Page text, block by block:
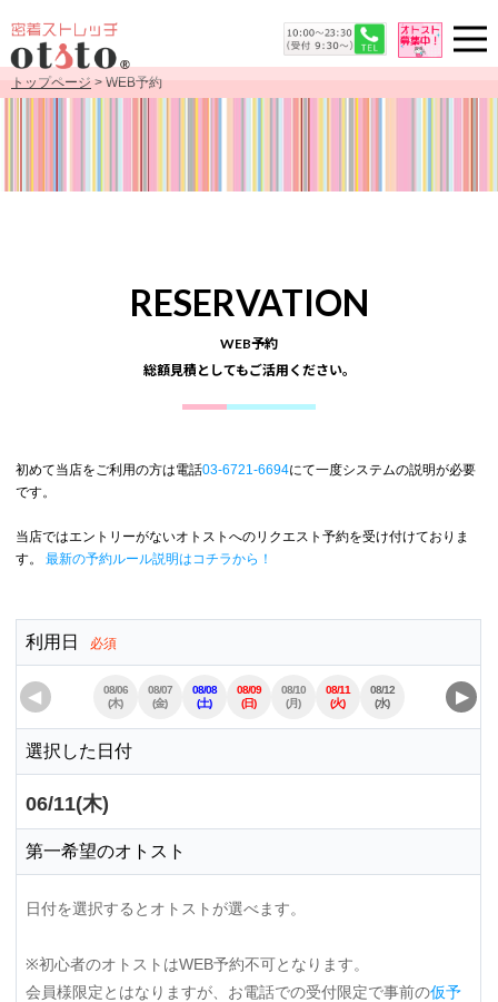
トップページ > WEB予約
RESERVATION
WEB予約
総額見積としてもご活用ください。
初めて当店をご利用の方は電話03-6721-6694にて一度システムの説明が必要
です。
当店ではエントリーがないオトストへのリクエスト予約を受け付けておりま
す。
最新の予約ルール説明はコチラから！
利用日 必須
◀
08/06
(木)
08/07
(金)
08/08
(土)
08/09
(日)
08/10
(月)
08/11
(火)
08/12
(水)
08/14
(金)
▶
選択した日付
06/11(木)
第一希望のオトスト
日付を選択するとオトストが選べます。
※初心者のオトストはWEB予約不可となります。
会員様限定とはなりますが、お電話での受付限定で事前の仮予